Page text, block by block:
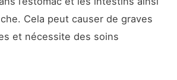
Cela peut causer de graves
et nécessite des soins